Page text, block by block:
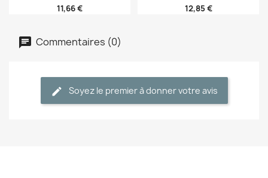
11,66 € 12,85 €
Commentaires (0)
Soyez le premier à donner votre avis